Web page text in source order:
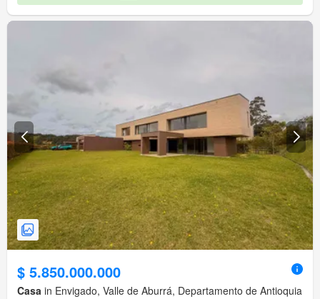
$ 5.850.000.000
Casa in Envigado, Valle de Aburrá, Departamento de Antioquia